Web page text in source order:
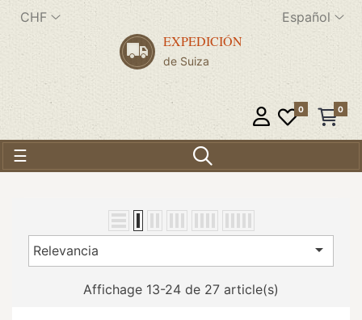
CHF Español
EXPEDICIÓN
de Suiza
0 0
Navegación de palanca
☰
Relevancia 
Affichage 13-24 de 27 article(s)